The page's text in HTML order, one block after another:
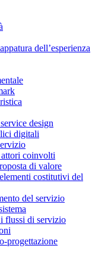
dell’esperienza
design
digitali
coinvolti
di valore
costitutivi del
del servizio
flussi di servizio
progettazione